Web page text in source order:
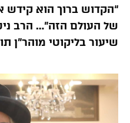
“הקדוש ברוך הוא קידש
של העולם הזה”… הרב
שיעור בליקוטי מוהר”ן